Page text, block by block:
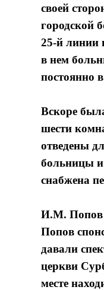
своей
городской
25-й линии
в нем
постоянно
Вскоре
шести
отведены
больницы
снабжена
И.М. Попов
Попов
давали
церкви
месте